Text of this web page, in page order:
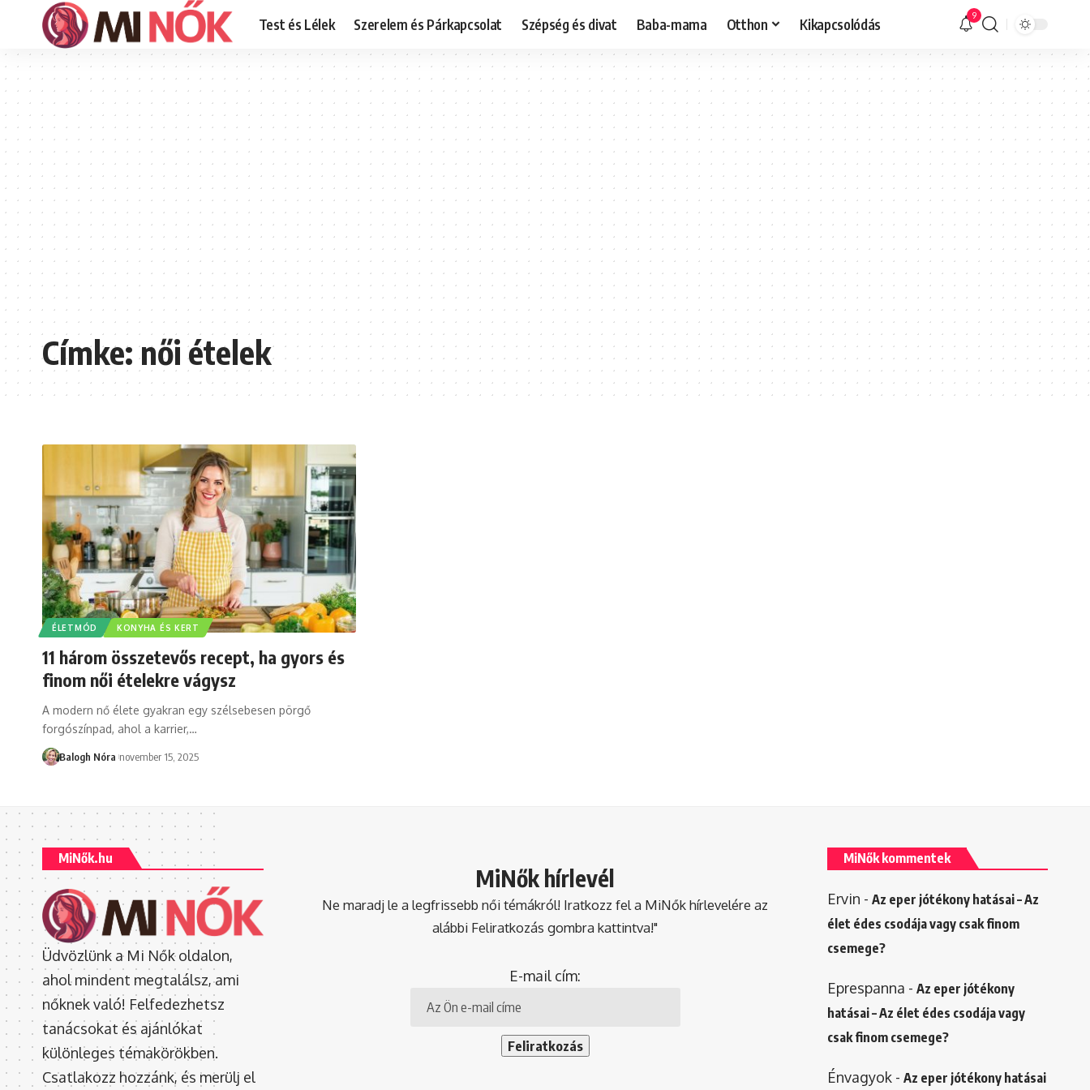
Test és Lélek Szerelem és Párkapcsolat Szépség és divat Baba-mama Otthon Kikapcsolódás 9
Címke:női ételek
ÉLETMÓD KONYHA ÉS KERT
11 három összetevős recept, ha gyors és
finom női ételekre vágysz
A modern nő élete gyakran egy szélsebesen pörgő
forgószínpad, ahol a karrier,…
Balogh Nóra november 15, 2025
MiNők.hu
Üdvözlünk a Mi Nők oldalon,
ahol mindent megtalálsz, ami
nőknek való! Felfedezhetsz
tanácsokat és ajánlókat
különleges témakörökben.
Csatlakozz hozzánk, és merülj el
MiNők hírlevél
Ne maradj le a legfrissebb női témákról! Iratkozz fel a MiNők hírlevelére az
alábbi Feliratkozás gombra kattintva!"
E-mail cím:
MiNők kommentek
Ervin - Az eper jótékony hatásai – Az
élet édes csodája vagy csak finom
csemege?
Eprespanna - Az eper jótékony
hatásai – Az élet édes csodája vagy
csak finom csemege?
Énvagyok- Az eper jótékony hatásai